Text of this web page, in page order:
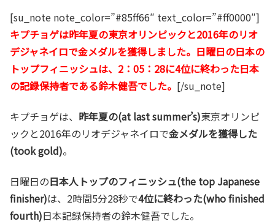
[su_note note_color=”#85ff66″ text_color=”#ff0000″]
キプチョゲは昨年夏の東京オリンピックと2016年のリオ
デジャネイロで金メダルを獲得しました。日曜日の日本の
トップフィニッシュは、2：05：28に4位に終わった日本
の記録保持者である鈴木健吾でした。 [/su_note]
キプチョゲは、 昨年夏の(at last summer’s)東京オリンピ
ックと2016年のリオデジャネイロで金メダルを獲得した
(took gold)。
日曜日の日本人トップのフィニッシュ(the top Japanese
finisher)は、2時間5分28秒で4位に終わった(who finished
fourth)日本記録保持者の鈴木健吾でした。